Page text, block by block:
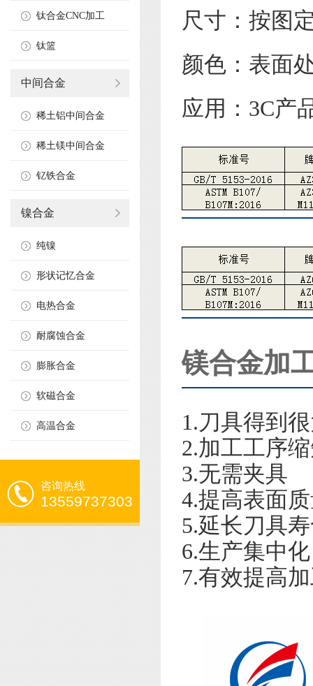
钛合金CNC加工
钛篮
中间合金
稀土铝中间合金
稀土镁中间合金
钇铁合金
镍合金
纯镍
形状记忆合金
电热合金
耐腐蚀合金
膨胀合金
软磁合金
高温合金
咨询热线
13559737303
尺寸：按图
颜色：表面
应用：3C产
镁合金加
1.刀具得到
2.加工工序
3.无需夹具
4.提高表面
5.延长刀具
6.生产集中化
7.有效提高